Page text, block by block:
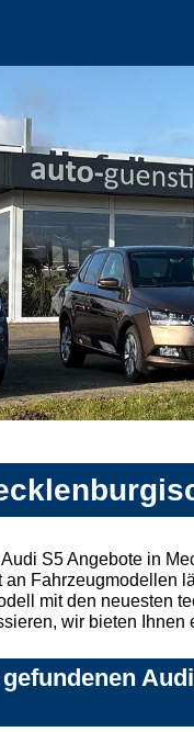
S5 Angebote in
Fahrzeugmodellen
mit den neuesten
wir bieten Ihnen